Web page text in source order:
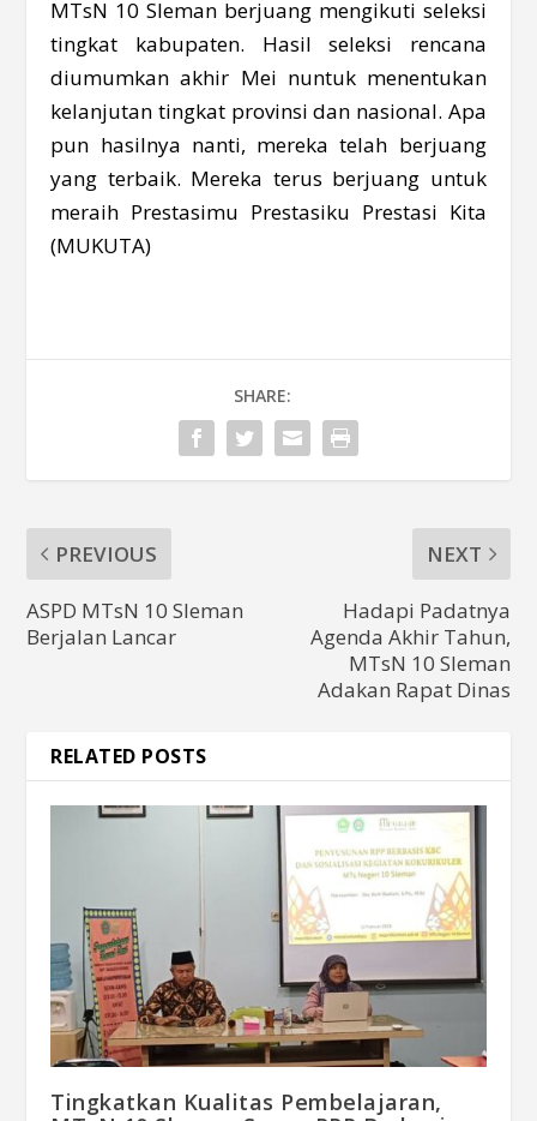
MTsN 10 Sleman berjuang mengikuti seleksi
tingkat kabupaten. Hasil seleksi rencana
diumumkan akhir Mei nuntuk menentukan
kelanjutan tingkat provinsi dan nasional. Apa
pun hasilnya nanti, mereka telah berjuang
yang terbaik. Mereka terus berjuang untuk
meraih Prestasimu Prestasiku Prestasi Kita
(MUKUTA)
SHARE:
PREVIOUS
ASPD MTsN 10 Sleman
Berjalan Lancar
NEXT
Hadapi Padatnya
Agenda Akhir Tahun,
MTsN 10 Sleman
Adakan Rapat Dinas
RELATED POSTS
Tingkatkan Kualitas Pembelajaran,